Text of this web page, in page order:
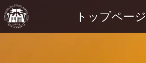
トップページ